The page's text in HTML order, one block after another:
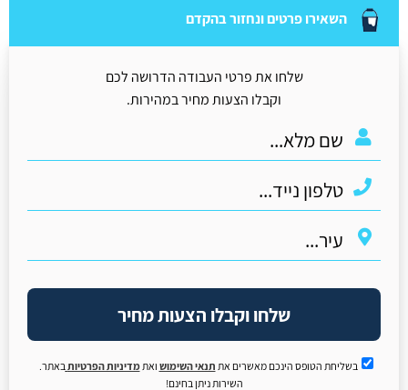
השאירו פרטים ונחזור בהקדם
שלחו את פרטי העבודה הדרושה לכם
וקבלו הצעות מחיר במהירות.
שלחו וקבלו הצעות מחיר
בשליחת הטופס הינכם מאשרים את תנאי השימוש ואתמדיניות הפרטיותבאתר.
השירות ניתן בחינם!